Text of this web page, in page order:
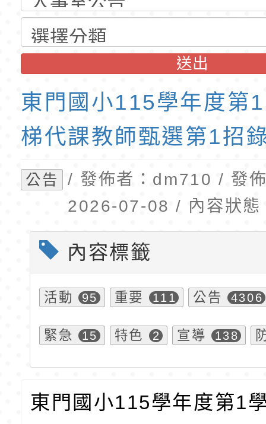
訓練課程」，歡迎已
育專業人員資格者報
民小學115學年度「
理人員」甄選
東門國小115學年度
梯特教代課教師甄選
公告(尚有缺額)
錄取公告-桃園市桃
民小學115學年度「
班教師助理員」甄選
東門國小115學年度
梯特教代理教師甄選
公告(尚有缺額)
送出
東門國小115學年度第
梯代課教師甄選第1招
公告
/ 發佈者：dm710 / 發
2026-07-08 / 內容狀態
內容標籤
活動 95 重要 111 公告 4306
緊急 15 特色 2 宣導 138
東門國小115學年度第1